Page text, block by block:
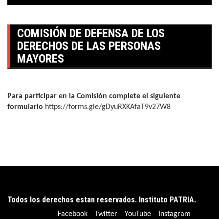
COMISIÓN DE DEFENSA DE LOS
DERECHOS DE LAS PERSONAS
MAYORES
Para participar en la Comisión complete el siguiente
formulario https://forms.gle/gDyuRXKAfaT9v27W8
Todos los derechos estan reservados. Instituto PATRIA.
Facebook Twitter YouTube Instagram